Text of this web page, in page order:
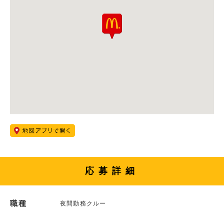
応募詳細
職種 夜間勤務クルー